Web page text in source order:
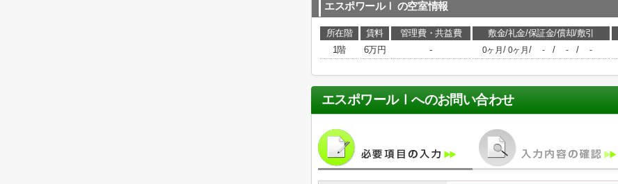
エスポワールⅠ の空室情報
所在階 賃料 管理費・共益費 敷金/礼金/保証金/償却/敷引
1階
6万円 - 0ヶ月 / 0ヶ月 / - / - / -
エスポワールⅠへのお問い合わせ